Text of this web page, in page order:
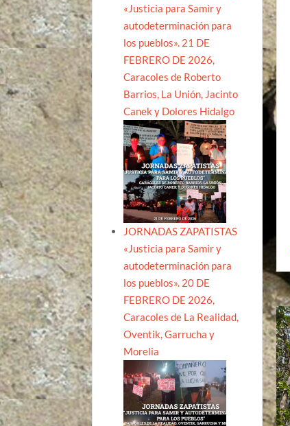
«Justicia para Samir y
autodeterminación para
los pueblos». 21 DE
FEBRERO DE 2026,
Caracoles de Roberto
Barrios, La Unión, Jacinto
Canek y Dolores Hidalgo
JORNADAS ZAPATISTAS
«Justicia para Samir y
autodeterminación para
los pueblos». 20 DE
FEBRERO DE 2026,
Caracoles de La Realidad,
Oventik, Garrucha y
Morelia